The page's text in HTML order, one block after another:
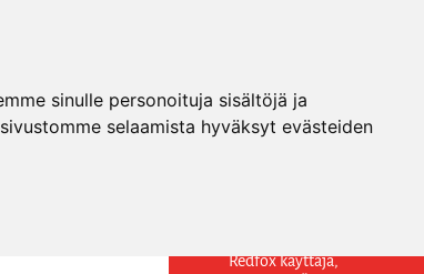
sinulle personoituja sisältöjä ja
selaamista hyväksyt evästeiden
Redfox käyttäjä,